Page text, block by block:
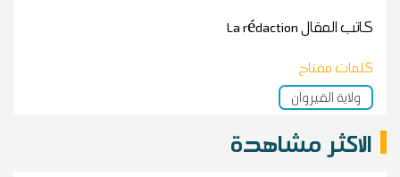
كاتب المقالLa rédaction
كلمات مفتاح
ولاية القيروان
الاكثر مشاهدة